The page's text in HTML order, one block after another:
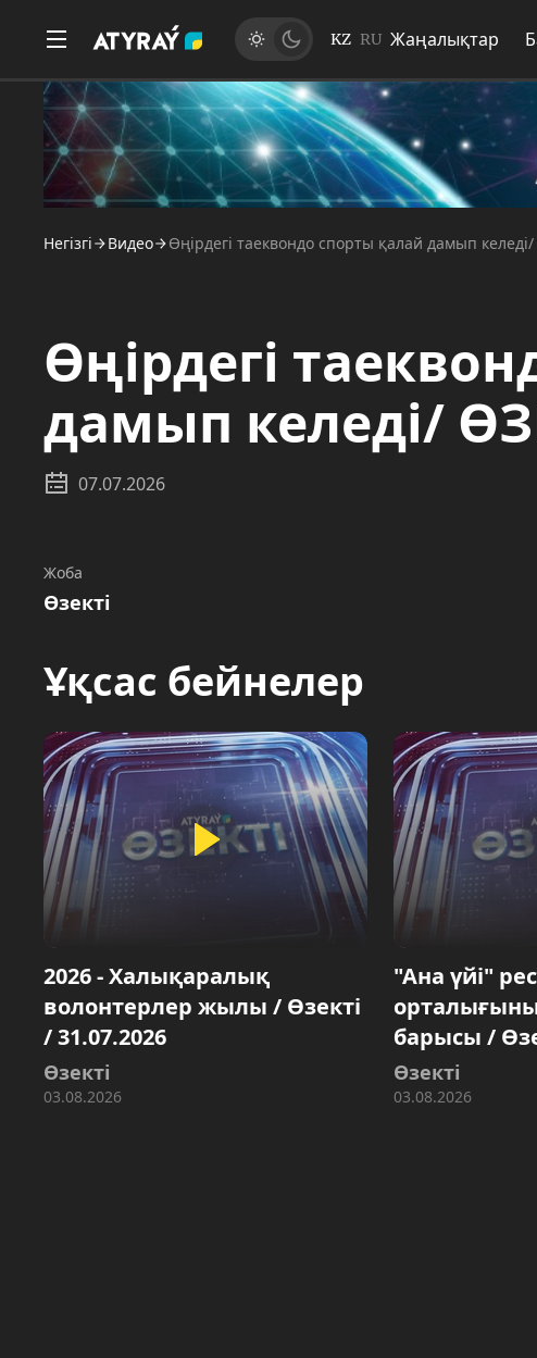
KZ RU Жаңалықтар
Негізгі Видео Өңірдегі таеквондо спорты қалай дамып
Өңірдегі
дамып келеді/
07.07.2026
Жоба
Өзекті
Ұқсас бейнелер
2026 - Халықаралық
волонтерлер жылы / Өзекті
/ 31.07.2026
Өзекті
03.08.2026
"Ана үйі"
барысы /
Өзекті
03.08.2026